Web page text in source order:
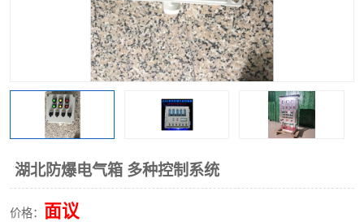
湖北防爆电气箱 多种控制系统
价格： 面议